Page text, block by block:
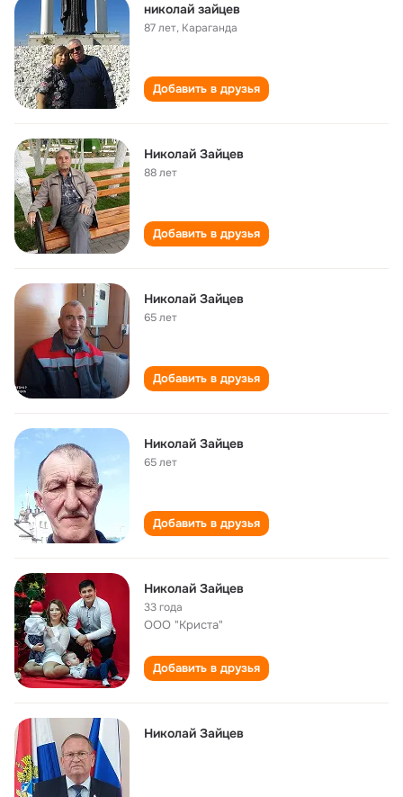
николай зайцев
87 лет, Караганда
Добавить в друзья
Николай Зайцев
88 лет
Добавить в друзья
Николай Зайцев
65 лет
Добавить в друзья
Николай Зайцев
65 лет
Добавить в друзья
Николай Зайцев
33 года
ООО "Криста"
Добавить в друзья
Николай Зайцев